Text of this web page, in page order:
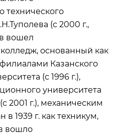
технического
(с 2000 г.,
вошел
основанный как
филиалами Казанского
(с 1996 г.),
университета
2001 г.), механическим
1939 г. как техникум,
вошло